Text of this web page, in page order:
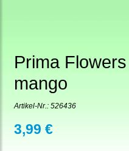
Prima
mango
Artikel-Nr.: 526436
3,99 €